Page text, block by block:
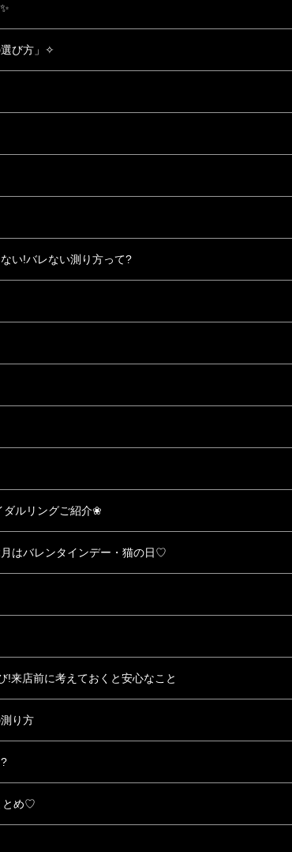
選び方」✧
い!バレない測り方って?
ダルリングご紹介❀
はバレンタインデー・猫の日♡
!来店前に考えておくと安心なこと
り方
とめ♡